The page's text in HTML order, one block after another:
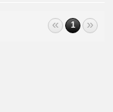
« 1 »